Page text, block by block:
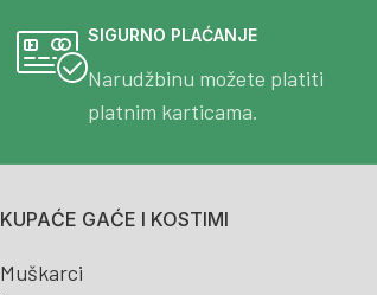
SIGURNO PLAĆANJE
Narudžbinu možete platiti
platnim karticama.
KUPAĆE GAĆE I KOSTIMI
Muškarci